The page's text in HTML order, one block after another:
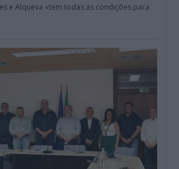
e Alqueva «tem todas as condições para